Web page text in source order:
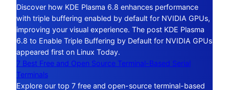
Discover how KDE Plasma 6.8 enhances performance
with triple buffering enabled by default for NVIDIA GPUs,
improving your visual experience. The post KDE Plasma
6.8 to Enable Triple Buffering by Default for NVIDIA GPUs
appeared first on Linux Today.
7 Best Free and Open Source Terminal-Based Serial
Terminals
Explore our top 7 free and open-source terminal-based